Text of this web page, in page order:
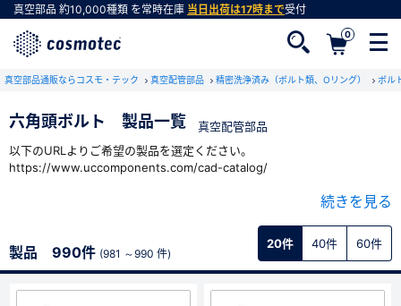
真空部品 約10,000種類 を常時在庫 当日出荷は17時まで受付
0
真空部品通販ならコスモ・テック 真空配管部品 精密洗浄済み（ボルト類、Oリング） ボル
六角頭ボルト 製品一覧
真空配管部品
以下のURLよりご希望の製品を選定ください。
https://www.uccomponents.com/cad-catalog/
続きを見る
製品 990件 (981 ～990 件)
20件 40件 60件
会員登録がお済みでない方
会員登録をすれば、便利な機能がご利用いただけ